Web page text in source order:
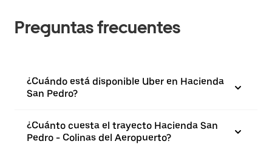
Preguntas frecuentes
¿Cuándo está disponible Uber en Hacienda
San Pedro?
¿Cuánto cuesta el trayecto Hacienda San
Pedro - Colinas del Aeropuerto?